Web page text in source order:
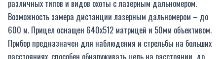
различных типов и видов охоты с лазерным дальномером.
Возможность замера дистанции лазерным дальномером – до
600 м. Прицел оснащен 640x512 матрицей и 50мм объективом.
Прибор предназначен для наблюдения и стрельбы на больших
расстояниях, способен обнаруживать цель на расстоянии до